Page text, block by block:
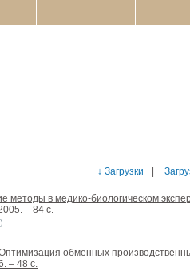
↓ Загрузки
методы в медико-биологическом
– 84 с.
обменных
– 48 с.